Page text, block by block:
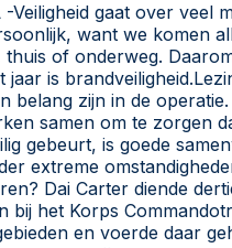
-Veiligheid gaat over veel
want we komen
of onderweg.
jaar is
belang zijn in de
samen om te zorgen
gebeurt, is goede
extreme
Dai Carter diende
bij het Korps
en voerde daar